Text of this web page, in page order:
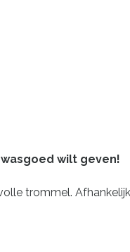
wilt geven!
trommel.